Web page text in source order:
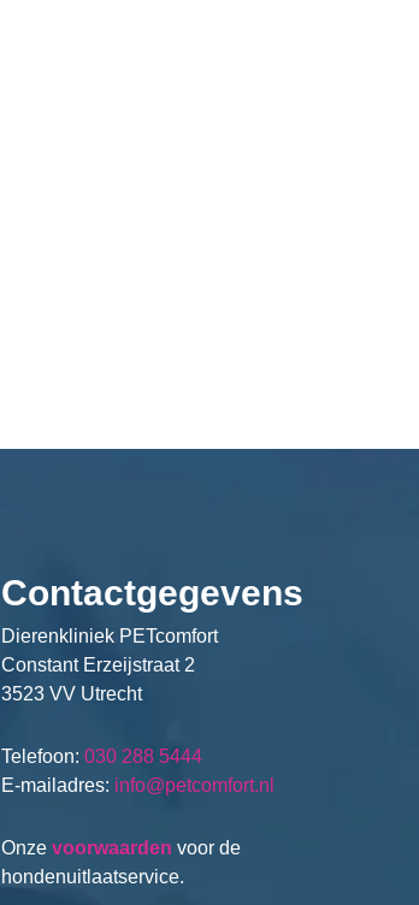
Contactgegevens
Dierenkliniek PETcomfort
Constant Erzeijstraat 2
3523 VV Utrecht
Telefoon: 030 288 5444
E-mailadres: info@petcomfort.nl
Onze voorwaarden voor de
hondenuitlaatservice.